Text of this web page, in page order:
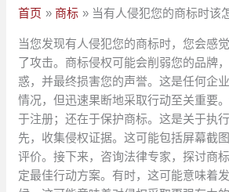
首页 商标 当有人侵犯您的商标时该
当您发现有人侵犯您的商标时，您会感
了攻击。商标侵权可能会削弱您的品牌
惑，并最终损害您的声誉。这是任何企
情况，但迅速果断地采取行动至关重要
于注册；还在于保护商标。这是关于执
先，收集侵权证据。这可能包括屏幕截
评价。接下来，咨询法律专家，探讨商
定最佳行动方案。有时，这可能意味着